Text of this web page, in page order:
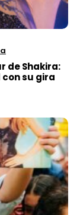
de Shakira:
su gira